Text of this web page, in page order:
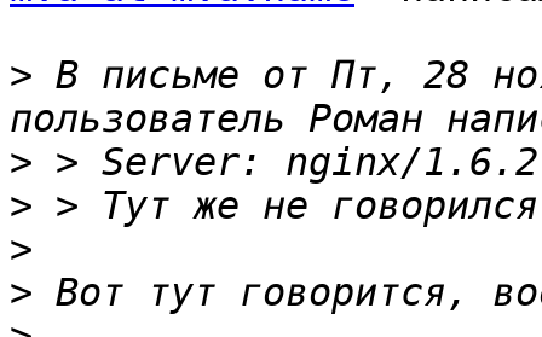
> В письме от Пт, 28
>
>
>
>